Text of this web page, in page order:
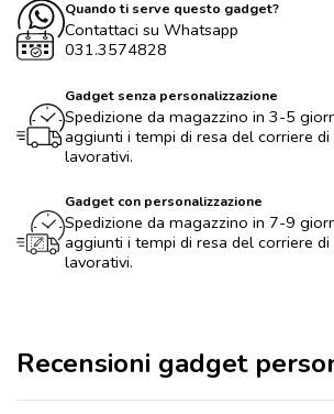
Quando ti serve questo gadget?
Contattaci su Whatsapp
031.3574828
Gadget senza personalizzazione
Spedizione da magazzino in 3-5
aggiunti i tempi di resa del corriere
lavorativi.
Gadget con personalizzazione
Spedizione da magazzino in 7-9
aggiunti i tempi di resa del corriere
lavorativi.
Recensioni gadget